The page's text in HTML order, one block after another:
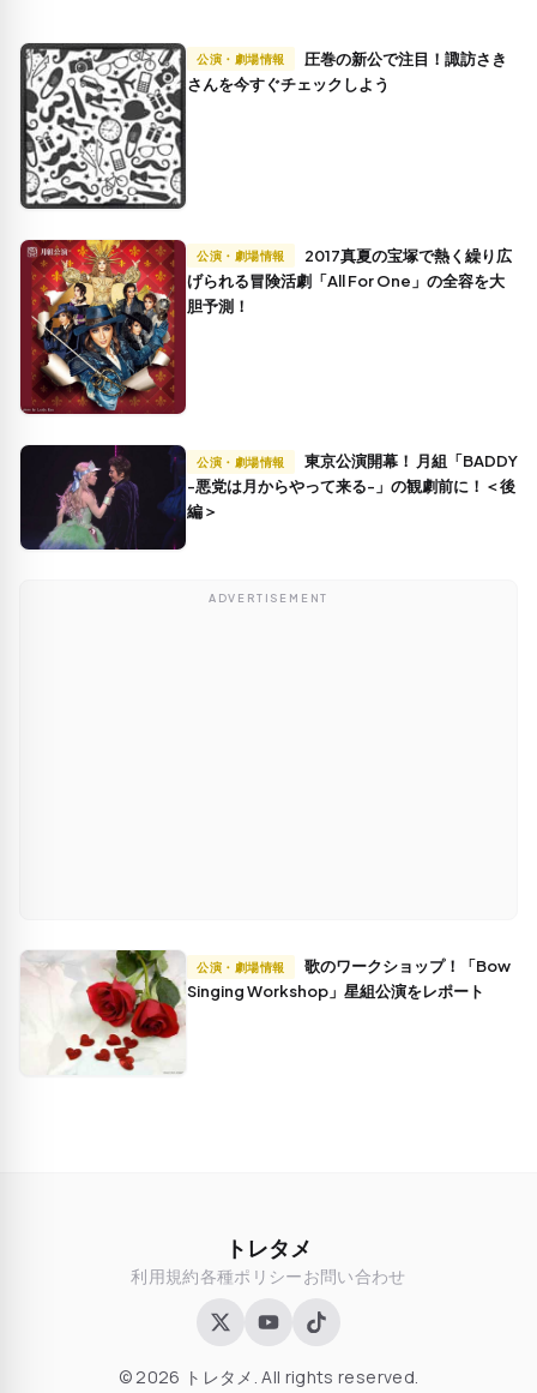
公演・劇場情報
さんを今すぐチェックしよう
公演・劇場情報
げられる冒険活劇「All For One」の全容を大
胆予測！
公演・劇場情報
-悪党は月からやって来る-」の観劇前に！＜後
編＞
ADVERTISEMENT
公演・劇場情報
Singing Workshop」星組公演をレポート
トレタメ
利用規約各種ポリシーお問い合わせ
© 2026 トレタメ. All rights reserved.